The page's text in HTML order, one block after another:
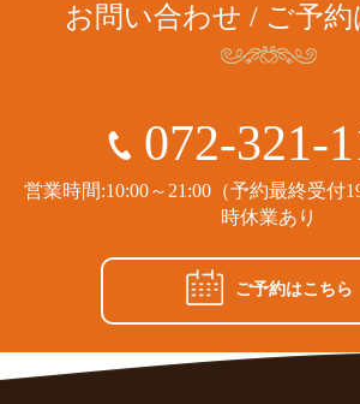
お問い合わせ / ご予
072-321-
営業時間:10:00～21:00（予約最終受付
時休業あり
ご予約はこちら